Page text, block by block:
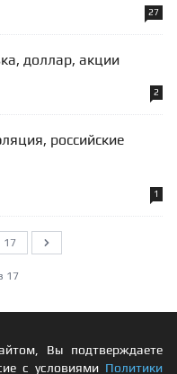
27
доллар, акции
2
российские
1
17 Следующий
17
Вы подтверждаете
с условиями Политики